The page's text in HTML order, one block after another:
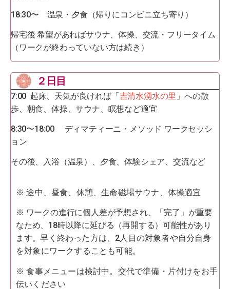
18:30〜 温泉・夕食（帰りにコンビニ立ち寄り）
帰宅後 希望があればサウナ、体操、交流・フリータイム
（ワークが終わっていない方は続き）
２日目
7:00 起床、天気が良ければ「吉清水湧水の里 」への散
歩、朝食、体操、サウナ、瞑想など適宜
8:30〜18:00 ディマティーニ・メソッド ワークセッシ
ョン
その後、入浴（温泉）、夕食、体験シェア、交流など
※ 途中、昼食、休憩、生命磁場サウナ、体操適宜
※ ワークの進行に個人差が予想され、「完了」が重要
なため、18時以降に延びる（再開する）可能性があり
ます。早く終わった方は、2人目の対象者や自分自身
を対象にワークすることも可能。
※ 食事メニューは検討中。交代で準備・片付けをお手
伝いください